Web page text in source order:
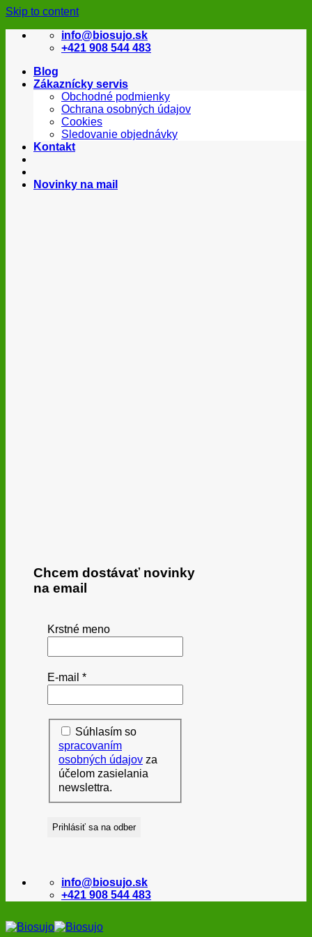
Skip to content
info@biosujo.sk
+421 908 544 483
Blog
Zákaznícky servis
Obchodné podmienky
Ochrana osobných údajov
Cookies
Sledovanie objednávky
Kontakt
Novinky na mail
Chcem dostávať novinky
na email
Krstné meno
E-mail *
Súhlasím so
spracovaním
osobných údajov za
účelom zasielania
newslettra.
info@biosujo.sk
+421 908 544 483